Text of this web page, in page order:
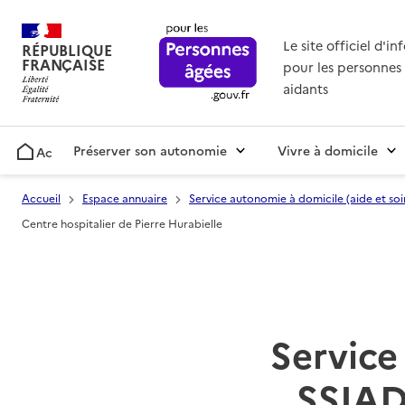
RÉPUBLIQUE
FRANÇAISE
Le site officiel
pour les personnes
aidants
AccueilPréserver son autonomie Vivre à domicile
Accueil Espace annuaire
Service autonomie à domicile (aide et
Centre hospitalier de Pierre Hurabielle